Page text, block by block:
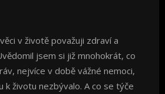
v životě považuji zdraví a
jsem si již mnohokrát, co
nejvíce v době vážné nemoci,
k životu nezbývalo. A co se týče